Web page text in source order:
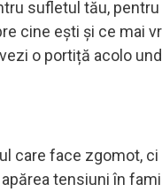
sufletul tău,
cine ești și ce mai
o portiță acolo
care face zgomot,
tensiuni în